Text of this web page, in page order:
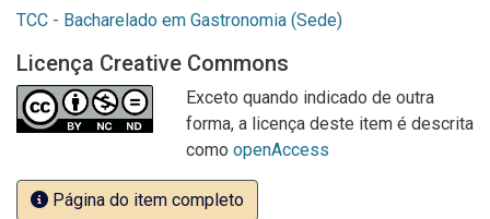
TCC - Bacharelado em Gastronomia (Sede)
Licença Creative Commons
Exceto quando indicado de outra
forma, a licença deste item é descrita
como openAccess
Página do item completo